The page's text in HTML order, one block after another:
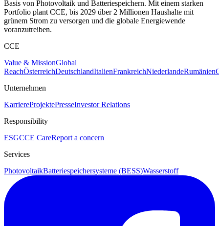
Basis von Photovoltaik und Batteriespeichern. Mit einem starken
Portfolio plant CCE, bis 2029 über 2 Millionen Haushalte mit
grünem Strom zu versorgen und die globale Energiewende
voranzutreiben.
CCE
Value & MissionGlobal
ReachÖsterreichDeutschlandItalienFrankreichNiederlandeRumänien
Unternehmen
KarriereProjektePresseInvestor Relations
Responsibility
ESGCCE CareReport a concern
Services
PhotovoltaikBatteriespeichersysteme (BESS)Wasserstoff